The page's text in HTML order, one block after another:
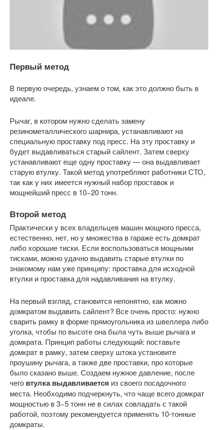
Первый метод
В первую очередь, узнаем о том, как это должно быть в
идеале.
Рычаг, в котором нужно сделать замену
резинометаллического шарнира, устанавливают на
специальную проставку под пресс. На эту проставку и
будет выдавливаться старый сайлент. Затем сверху
устанавливают еще одну проставку — она выдавливает
старую втулку. Такой метод употребляют работники СТО,
так как у них имеется нужный набор проставок и
мощнейший пресс в 10−20 тонн.
Второй метод
Практически у всех владельцев машин мощного пресса,
естественно, нет, но у множества в гараже есть домкрат
либо хорошие тиски. Если воспользоваться мощными
тисками, можно удачно выдавить старые втулки по
знакомому нам уже принципу: проставка для исходной
втулки и проставка для надавливания на втулку.
На первый взгляд, становится непонятно, как можно
домкратом выдавить сайлент? Все очень просто: нужно
сварить рамку в форме прямоугольника из швеллера либо
уголка, чтобы по высоте она была чуть выше рычага и
домкрата. Принцип работы следующий: поставьте
домкрат в рамку, затем сверху штока установите
проушину рычага, а также две проставки, про которые
было сказано выше. Создаем нужное давление, после
чего втулка выдавливается из своего посадочного
места. Необходимо подчеркнуть, что чаще всего домкрат
мощностью в 3−5 тонн не в силах совладать с такой
работой, поэтому рекомендуется применять 10-тонные
домкраты.